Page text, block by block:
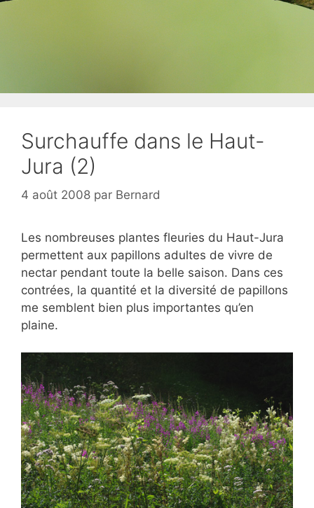
Surchauffe dans le Haut-
Jura (2)
4 août 2008 par Bernard
Les nombreuses plantes fleuries du Haut-Jura
permettent aux papillons adultes de vivre de
nectar pendant toute la belle saison. Dans ces
contrées, la quantité et la diversité de papillons
me semblent bien plus importantes qu’en
plaine.